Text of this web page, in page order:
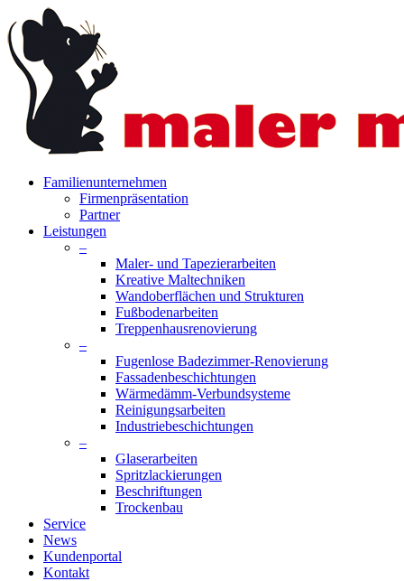
to
main
content
search
Menu
Familienunternehmen
Firmenpräsentation
Partner
Leistungen
–
Maler- und Tapezierarbeiten
Kreative Maltechniken
Wandoberflächen und Strukturen
Fußbodenarbeiten
Treppenhausrenovierung
–
Fugenlose Badezimmer-Renovierung
Fassadenbeschichtungen
Wärmedämm-Verbundsysteme
Reinigungsarbeiten
Industriebeschichtungen
–
Glaserarbeiten
Spritzlackierungen
Beschriftungen
Trockenbau
Service
News
Kundenportal
Kontakt